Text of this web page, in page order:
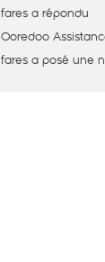
fares a répondu
Ooredoo
fares a posé une